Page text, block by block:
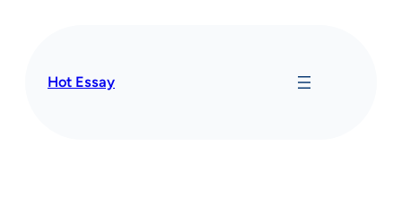
Hot Essay